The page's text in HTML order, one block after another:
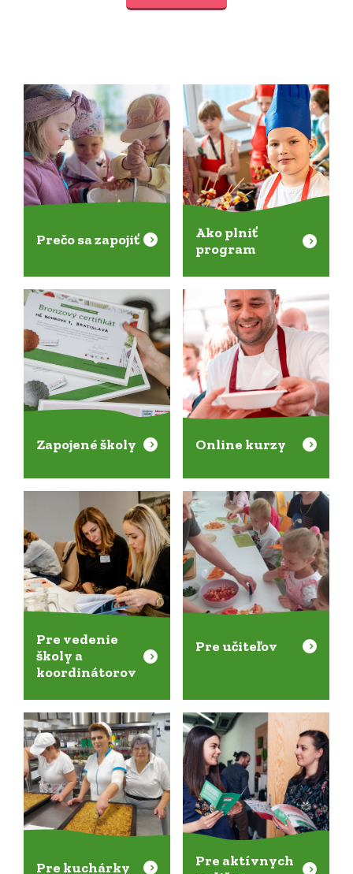
Prečo sa zapojiť
Ako plniť
program
Zapojené školy Online kurzy
Pre vedenie
školy a
koordinátorov
Pre učiteľov
Pre kuchárky
Pre aktívnych